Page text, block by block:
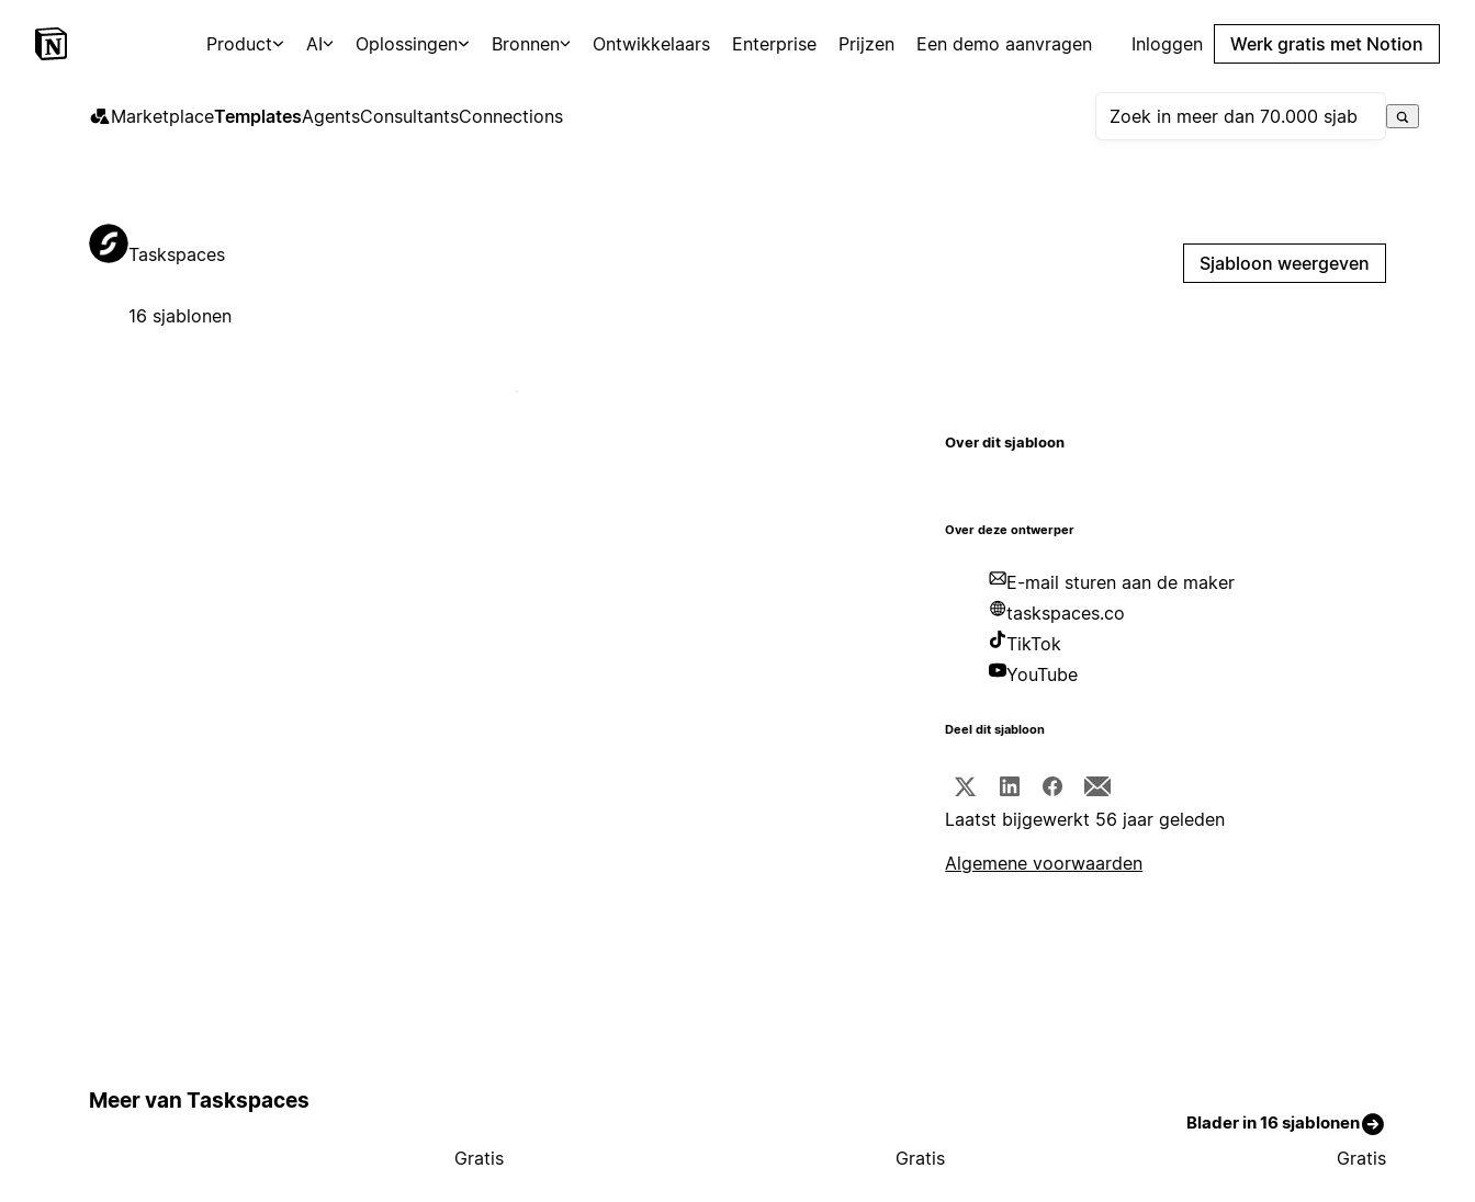
Product AI Oplossingen Bronnen Ontwikkelaars Enterprise Prijzen Een demo aanvragen Inloggen Werk gratis met Notion
MarketplaceTemplatesAgentsConsultantsConnections
Taskspaces
16 sjablonen
Sjabloon weergeven
Over dit sjabloon
Over deze ontwerper
E-mail sturen aan de maker
taskspaces.co
TikTok
YouTube
Deel dit sjabloon
Laatst bijgewerkt 56 jaar geleden
Algemene voorwaarden
Meer van Taskspaces
Blader in 16 sjablonen
Gratis Gratis Gratis